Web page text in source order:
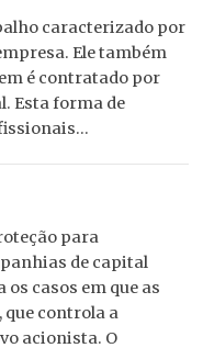
caracterizado por
Ele também
é contratado por
Esta forma de
para
de capital
casos em que as
controla a
acionista. O